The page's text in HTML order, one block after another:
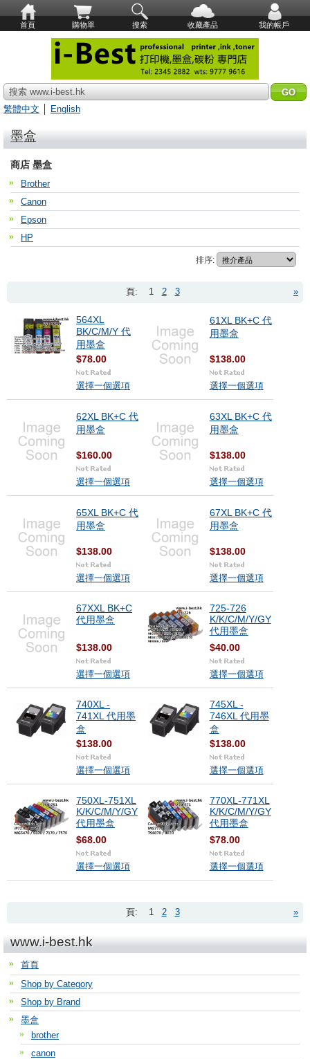
首頁 購物單 搜索 收藏產品 我的帳戶
搜索 www.i-best.hk
繁體中文
English
墨盒
商店 墨盒
Brother
Canon
Epson
HP
排序:
»
頁: 1 2 3
564XL
BK/C/M/Y 代
用墨盒
$78.00
選擇一個選項
61XL BK+C 代
用墨盒
$138.00
選擇一個選項
62XL BK+C 代
用墨盒
$160.00
選擇一個選項
63XL BK+C 代
用墨盒
$138.00
選擇一個選項
65XL BK+C 代
用墨盒
$138.00
選擇一個選項
67XL BK+C 代
用墨盒
$138.00
選擇一個選項
67XXL BK+C
代用墨盒
$138.00
選擇一個選項
725-726
K/K/C/M/Y/GY
代用墨盒
$40.00
選擇一個選項
740XL -
741XL 代用墨
盒
$138.00
選擇一個選項
745XL -
746XL 代用墨
盒
$138.00
選擇一個選項
750XL-751XL
K/K/C/M/Y/GY
代用墨盒
$68.00
選擇一個選項
770XL-771XL
K/K/C/M/Y/GY
代用墨盒
$78.00
選擇一個選項
»
頁: 1 2 3
www.i-best.hk
首頁
Shop by Category
Shop by Brand
墨盒
brother
canon